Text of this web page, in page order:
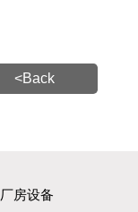
<Back
厂房设备